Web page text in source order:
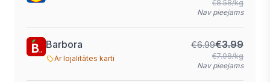
€8.58/kg
Nav pieejams
Barbora
Ar lojalitātes karti
€6.99€3.99
€7.98/kg
Nav pieejams